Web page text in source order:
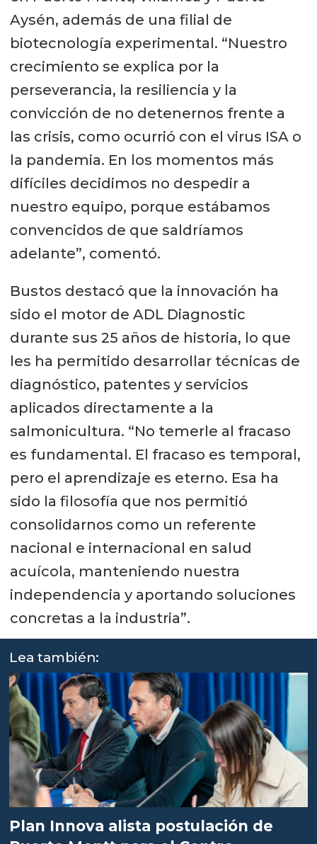
Aysén, además de una filial de
biotecnología experimental. “Nuestro
crecimiento se explica por la
perseverancia, la resiliencia y la
convicción de no detenernos frente a
las crisis, como ocurrió con el virus ISA o
la pandemia. En los momentos más
difíciles decidimos no despedir a
nuestro equipo, porque estábamos
convencidos de que saldríamos
adelante”, comentó.
Bustos destacó que la innovación ha
sido el motor de ADL Diagnostic
durante sus 25 años de historia, lo que
les ha permitido desarrollar técnicas de
diagnóstico, patentes y servicios
aplicados directamente a la
salmonicultura. “No temerle al fracaso
es fundamental. El fracaso es temporal,
pero el aprendizaje es eterno. Esa ha
sido la filosofía que nos permitió
consolidarnos como un referente
nacional e internacional en salud
acuícola, manteniendo nuestra
independencia y aportando soluciones
concretas a la industria”.
Lea también:
Plan Innova alista postulación de